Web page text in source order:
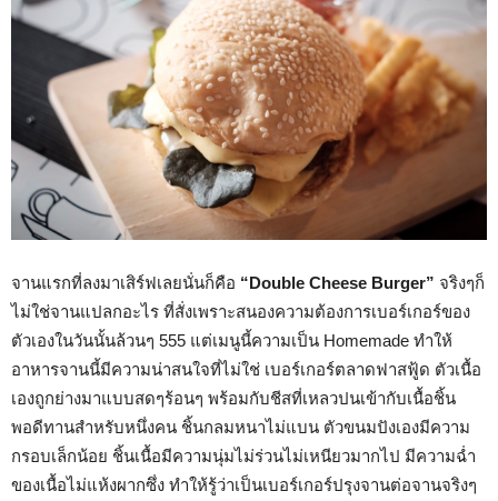
จานแรกที่ลงมาเสิร์ฟเลยนั่นก็คือ “Double Cheese Burger” จริงๆก็
ไม่ใช่จานแปลกอะไร ที่สั่งเพราะสนองความต้องการเบอร์เกอร์ของ
ตัวเองในวันนั้นล้วนๆ 555 แต่เมนูนี้ความเป็น Homemade ทำให้
อาหารจานนี้มีความน่าสนใจที่ไม่ใช่ เบอร์เกอร์ตลาดฟาสฟู้ด ตัวเนื้อ
เองถูกย่างมาแบบสดๆร้อนๆ พร้อมกับชีสที่เหลวปนเข้ากับเนื้อชิ้น
พอดีทานสำหรับหนึ่งคน ชิ้นกลมหนาไม่แบน ตัวขนมปังเองมีความ
กรอบเล็กน้อย ชิ้นเนื้อมีความนุ่มไม่ร่วนไม่เหนียวมากไป มีความฉ่ำ
ของเนื้อไม่แห้งผากซึ่ง ทำให้รู้ว่าเป็นเบอร์เกอร์ปรุงจานต่อจานจริงๆ